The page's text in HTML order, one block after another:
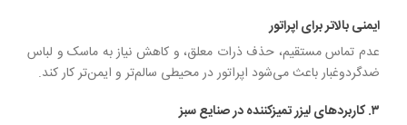
ایمنی بالاتر برای اپراتور
عدم تماس مستقیم، حذف ذرات معلق، و کاهش نیاز به ماسک و لباس
ضدگردوغبار باعث می‌شود اپراتور در محیطی سالم‌تر و ایمن‌تر کار کند.
۳. کاربردهای لیزر تمیزکننده در صنایع سبز